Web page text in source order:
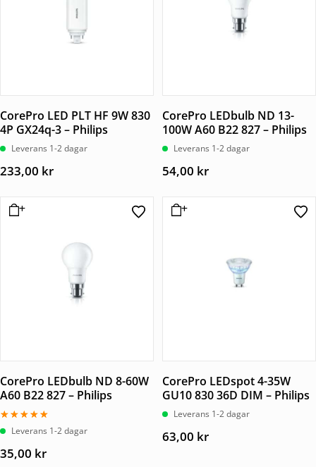
CorePro LED PLT HF 9W 830
4P GX24q-3 – Philips
Leverans 1-2 dagar
233,00 kr
CorePro LEDbulb ND 13-
100W A60 B22 827 – Philips
Leverans 1-2 dagar
54,00 kr
CorePro LEDbulb ND 8-60W
A60 B22 827 – Philips
Betygsatt
5.00Leverans 1-2 dagar
35,00 kr
CorePro LEDspot 4-35W
GU10 830 36D DIM – Philips
Leverans 1-2 dagar
63,00 kr